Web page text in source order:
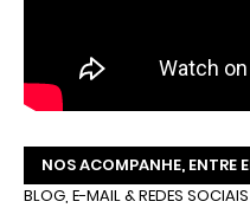
NOS ACOMPANHE, ENTRE
BLOG, E-MAIL & REDES SOCIAIS